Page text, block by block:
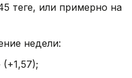
теңге, или примерно на
недели:
(+1,57);